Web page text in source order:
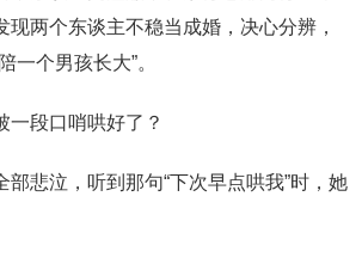
现两个东谈主不稳当成婚，决心分辨，
一个男孩长大”。
一段口哨哄好了？
部悲泣，听到那句“下次早点哄我”时，她